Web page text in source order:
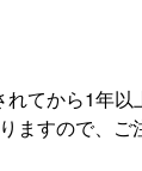
れてから1年
ますので、ご